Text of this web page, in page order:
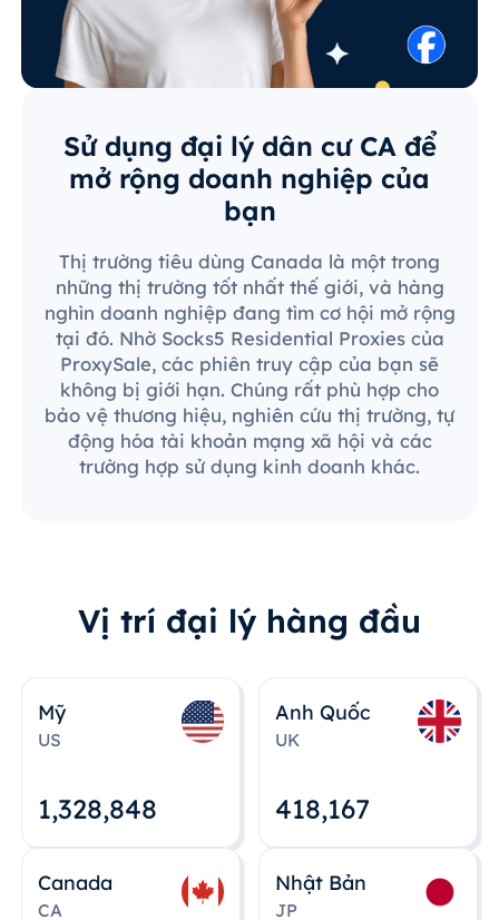
Sử dụng đại lý dân cư CA để
mở rộng doanh nghiệp của
bạn
Thị trường tiêu dùng Canada là một trong
những thị trường tốt nhất thế giới, và hàng
nghìn doanh nghiệp đang tìm cơ hội mở rộng
tại đó. Nhờ Socks5 Residential Proxies của
ProxySale, các phiên truy cập của bạn sẽ
không bị giới hạn. Chúng rất phù hợp cho
bảo vệ thương hiệu, nghiên cứu thị trường, tự
động hóa tài khoản mạng xã hội và các
trường hợp sử dụng kinh doanh khác.
Vị trí đại lý hàng đầu
Mỹ
US
1,328,848
Anh Quốc
UK
418,167
Canada
CA
Nhật Bản
JP